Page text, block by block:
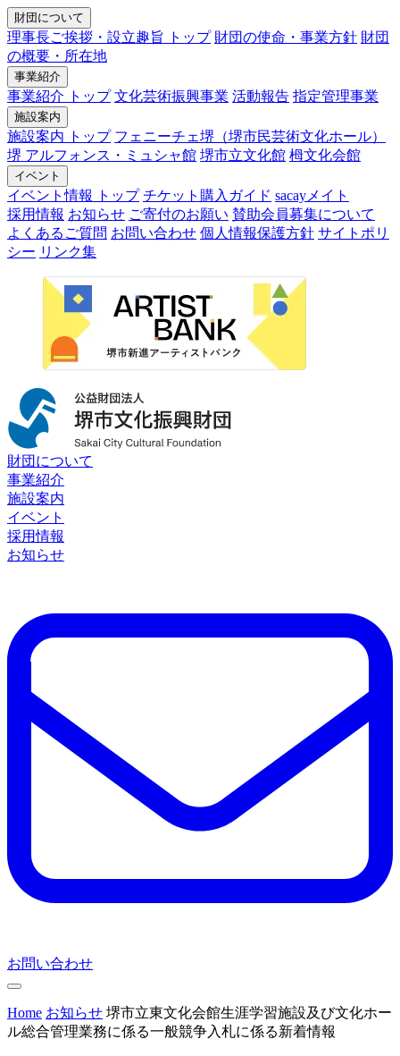
財団について
理事長ご挨拶・設立趣旨 トップ 財団の使命・事業方針 財団
の概要・所在地
事業紹介
事業紹介 トップ 文化芸術振興事業 活動報告 指定管理事業
施設案内
施設案内 トップ フェニーチェ堺（堺市民芸術文化ホール）
堺 アルフォンス・ミュシャ館 堺市立文化館 栂文化会館
イベント
イベント情報 トップ チケット購入ガイド sacayメイト
採用情報 お知らせ ご寄付のお願い 賛助会員募集について
よくあるご質問 お問い合わせ 個人情報保護方針 サイトポリ
シー リンク集
財団について
事業紹介
施設案内
イベント
採用情報
お知らせ
お問い合わせ
Home お知らせ 堺市立東文化会館生涯学習施設及び文化ホー
ル総合管理業務に係る一般競争入札に係る新着情報